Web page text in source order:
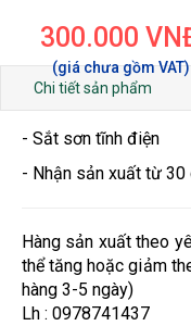
300.000
Chi tiết sản phẩm
- Sắt sơn tĩnh điện
- Nhận sản xuất từ 30
Hàng sản xuất theo
thể tăng hoặc giảm
hàng 3-5 ngày)
Lh : 0978741437